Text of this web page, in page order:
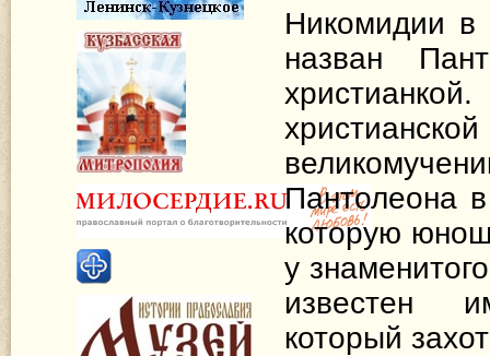
Никомидии в
назван
Пантолеона
которую
у
известен
который